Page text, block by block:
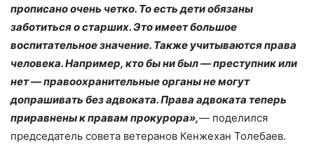
прописано очень четко. То есть дети обязаны
заботиться о старших. Это имеет большое
воспитательное значение. Также учитываются права
человека. Например, кто бы ни был — преступник или
нет — правоохранительные органы не могут
допрашивать без адвоката. Права адвоката теперь
приравнены к правам прокурора»,— поделился
председатель совета ветеранов Кенжехан Толебаев.